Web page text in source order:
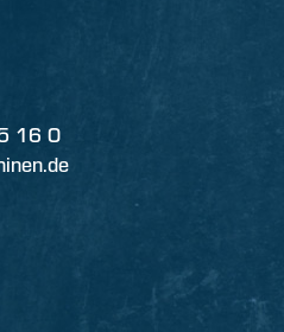
16 0